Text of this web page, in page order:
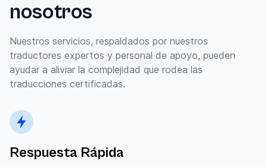
nosotros
Nuestros servicios, respaldados por nuestros
traductores expertos y personal de apoyo, pueden
ayudar a aliviar la complejidad que rodea las
traducciones certificadas.
Respuesta Rápida